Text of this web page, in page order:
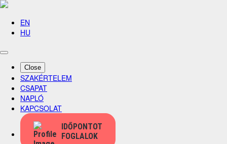
EN
HU
Close
SZAKÉRTELEM
CSAPAT
NAPLÓ
KAPCSOLAT
IDŐPONTOT
FOGLALOK